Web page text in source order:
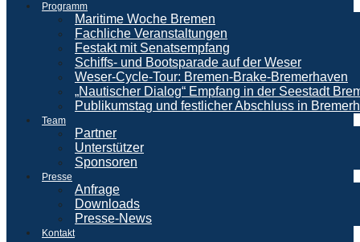
Programm
Maritime Woche Bremen
Fachliche Veranstaltungen
Festakt mit Senatsempfang
Schiffs- und Bootsparade auf der Weser
Weser-Cycle-Tour: Bremen-Brake-Bremerhaven
„Nautischer Dialog“ Empfang in der Seestadt
Publikumstag und festlicher Abschluss in
Team
Partner
Unterstützer
Sponsoren
Presse
Anfrage
Downloads
Presse-News
Kontakt